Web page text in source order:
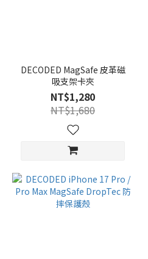
DECODED MagSafe 皮革磁
吸支架卡夾
NT$1,280
NT$1,680